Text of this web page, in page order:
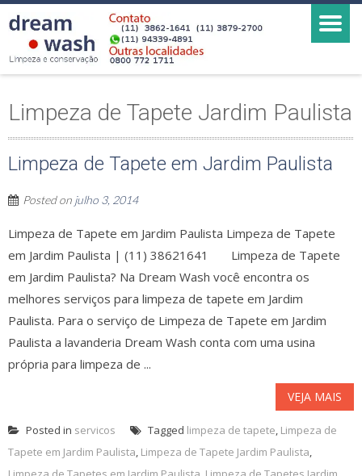
Limpeza de Tapete Jardim Paulista
Limpeza de Tapete em Jardim Paulista
Posted on julho 3, 2014
Limpeza de Tapete em Jardim Paulista Limpeza de Tapete
em Jardim Paulista | (11) 38621641 Limpeza de Tapete
em Jardim Paulista? Na Dream Wash você encontra os
melhores serviços para limpeza de tapete em Jardim
Paulista. Para o serviço de Limpeza de Tapete em Jardim
Paulista a lavanderia Dream Wash conta com uma usina
própria para limpeza de ...
VEJA MAIS
Posted in servicos Tagged limpeza de tapete, Limpeza de
Tapete em Jardim Paulista, Limpeza de Tapete Jardim Paulista,